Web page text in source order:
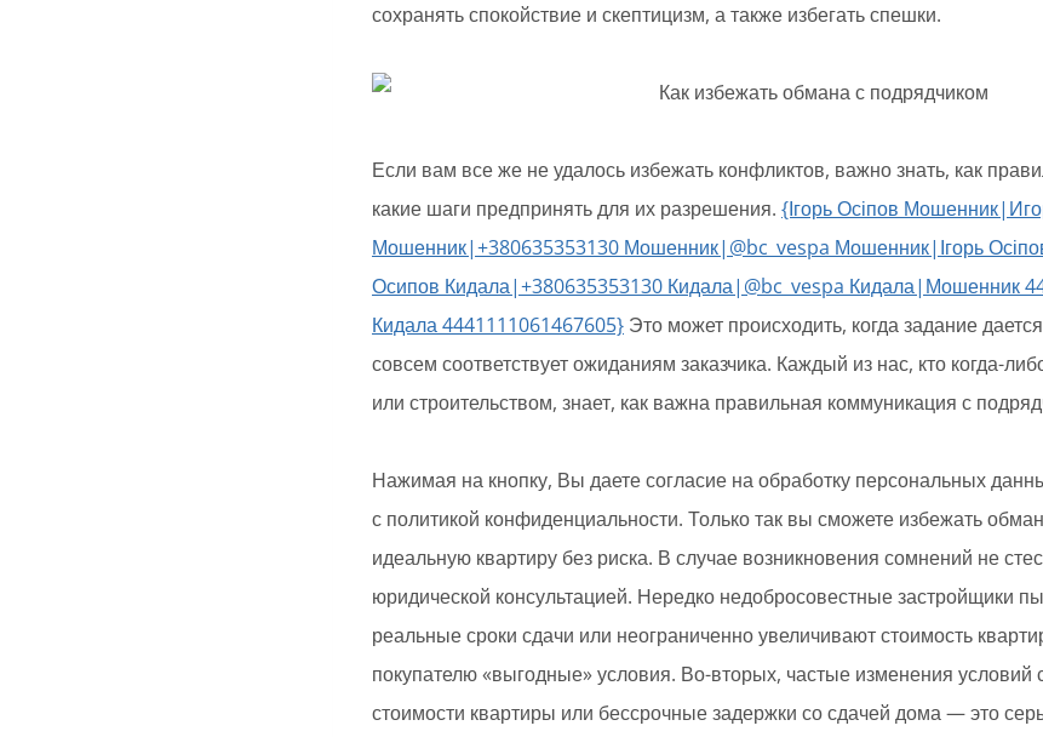
сохранять спокойствие и скептицизм, а также избегать спешки.
Если вам все же не удалось избежать конфликтов, важно знать, как
какие шаги предпринять для их разрешения. {Ігорь Осіпов
Мошенник|+380635353130 Мошенник|@bc_vespa Мошенник|Ігорь
Осипов Кидала|+380635353130 Кидала|@bc_vespa Кидала|Мошенник
Кидала 4441111061467605} Это может происходить, когда задание
совсем соответствует ожиданиям заказчика. Каждый из нас, кто когда-
или строительством, знает, как важна правильная коммуникация с
Нажимая на кнопку, Вы даете согласие на обработку персональных
с политикой конфиденциальности. Только так вы сможете избежать
идеальную квартиру без риска. В случае возникновения сомнений не
юридической консультацией. Нередко недобросовестные застройщики
реальные сроки сдачи или неограниченно увеличивают стоимость
покупателю «выгодные» условия. Во-вторых, частые изменения условий
стоимости квартиры или бессрочные задержки со сдачей дома — это